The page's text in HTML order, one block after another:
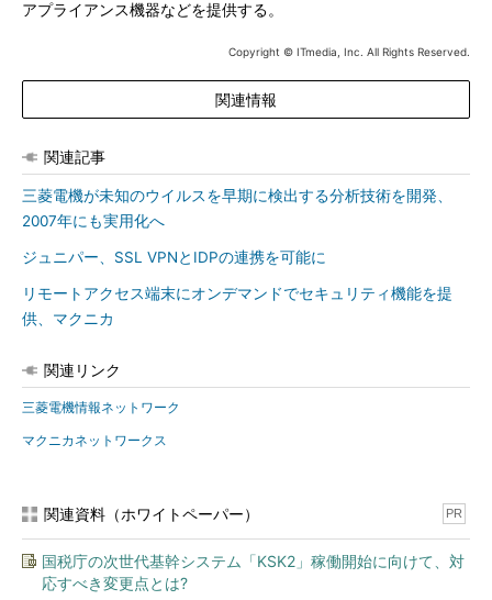
アプライアンス機器などを提供する。
Copyright © ITmedia, Inc. All Rights Reserved.
関連情報
関連記事
三菱電機が未知のウイルスを早期に検出する分析技術を開発、
2007年にも実用化へ
ジュニパー、SSL VPNとIDPの連携を可能に
リモートアクセス端末にオンデマンドでセキュリティ機能を提
供、マクニカ
関連リンク
三菱電機情報ネットワーク
マクニカネットワークス
関連資料（ホワイトペーパー） PR
国税庁の次世代基幹システム「KSK2」稼働開始に向けて、対
応すべき変更点とは?